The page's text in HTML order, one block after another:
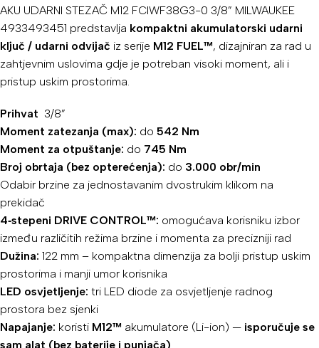
AKU UDARNI STEZAČ M12 FCIWF38G3-0 3/8” MILWAUKEE
4933493451 predstavlja kompaktni akumulatorski udarni
ključ / udarni odvijač iz serije M12 FUEL™, dizajniran za rad u
zahtjevnim uslovima gdje je potreban visoki moment, ali i
pristup uskim prostorima.
Prihvat 3/8”
Moment zatezanja (max): do 542 Nm
Moment za otpuštanje: do 745 Nm
Broj obrtaja (bez opterećenja): do 3.000 obr/min
Odabir brzine za jednostavanim dvostrukim klikom na
prekidač
4‑stepeni DRIVE CONTROL™: omogućava korisniku izbor
između različitih režima brzine i momenta za precizniji rad
Dužina: 122 mm – kompaktna dimenzija za bolji pristup uskim
prostorima i manji umor korisnika
LED osvjetljenje: tri LED diode za osvjetljenje radnog
prostora bez sjenki
Napajanje: koristi M12™ akumulatore (Li-ion) — isporučuje se
sam alat (bez baterije i punjača)